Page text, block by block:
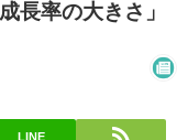
長率の大きさ」
LINE